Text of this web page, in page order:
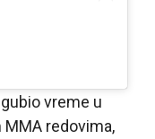
vreme u
redovima,